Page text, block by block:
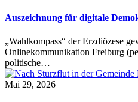
Auszeichnung für digitale
„Wahlkompass“ der Erzdiözese
Onlinekommunikation Freiburg
politische…
Mai 29, 2026